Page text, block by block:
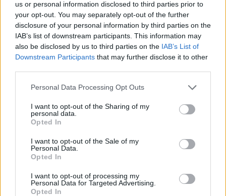
us or personal information disclosed to third parties prior to
your opt-out. You may separately opt-out of the further
disclosure of your personal information by third parties on the
IAB’s list of downstream participants. This information may
also be disclosed by us to third parties on the IAB’s List of
Downstream Participants that may further disclose it to other
Personal Data Processing Opt Outs
I want to opt-out of the Sharing of my
personal data.
Opted In
I want to opt-out of the Sale of my
Personal Data.
Opted In
I want to opt-out of processing my
Personal Data for Targeted Advertising.
Opted In
Patriot στη Σαουδική
επαναξιολογείται η
ελληνική παρουσία –
Ριάντ
H «Βαβέλ»
μοντέλο
ΔΙΑΦΗΜΙΣΗ